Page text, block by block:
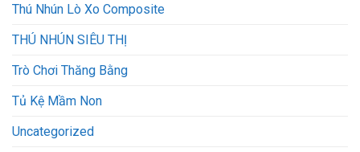
Thú Nhún Lò Xo Composite
THÚ NHÚN SIÊU THỊ
Trò Chơi Thăng Bằng
Tủ Kệ Mầm Non
Uncategorized